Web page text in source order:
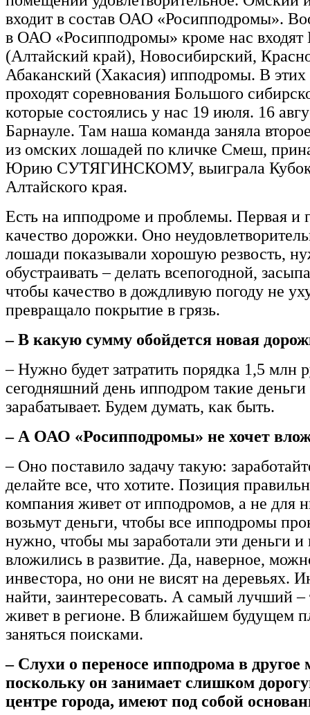
входит в состав ОАО «Росипподромы».
в ОАО «Росипподромы» кроме нас входят
(Алтайский край), Новосибирский,
Абаканский (Хакасия) ипподромы. В этих
проходят соревнования Большого
которые состоялись у нас 19 июля. 16
Барнауле. Там наша команда заняла
из омских лошадей по кличке Смеш,
Юрию СУТЯГИНСКОМУ, выиграла Кубок
Алтайского края.
Есть на ипподроме и проблемы. Первая и
качество дорожки. Оно
лошади показывали хорошую резвость,
обустраивать – делать всепогодной,
чтобы качество в дождливую погоду не
превращало покрытие в грязь.
– В какую сумму обойдется новая
– Нужно будет затратить порядка 1,5 млн
сегодняшний день ипподром такие деньги
зарабатывает. Будем думать, как быть.
– А ОАО «Росипподромы» не хочет
– Оно поставило задачу такую:
делайте все, что хотите. Позиция
компания живет от ипподромов, а не для
возьмут деньги, чтобы все ипподромы
нужно, чтобы мы заработали эти деньги и
вложились в развитие. Да, наверное,
инвестора, но они не висят на деревьях.
найти, заинтересовать. А самый лучший –
живет в регионе. В ближайшем будущем
заняться поисками.
– Слухи о переносе ипподрома в другое
поскольку он занимает слишком
центре города, имеют под собой